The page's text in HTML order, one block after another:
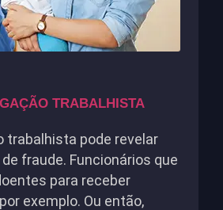
TRABALHISTA
trabalhista pode revelar
fraude. Funcionários que
para receber
exemplo. Ou então,